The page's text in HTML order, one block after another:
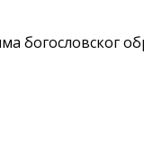
богословског